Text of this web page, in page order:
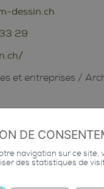
dessin.ch
29
et entreprises /
DE
navigation sur ce
des statistiques de